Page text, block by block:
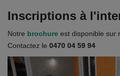
Inscriptions à
Notre brochure est disponible sur
Contactez le 0470 04 59 94